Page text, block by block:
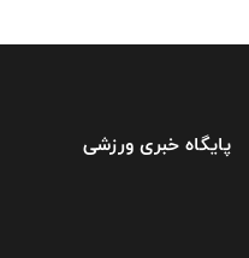
پایگاه خبری ورزشی